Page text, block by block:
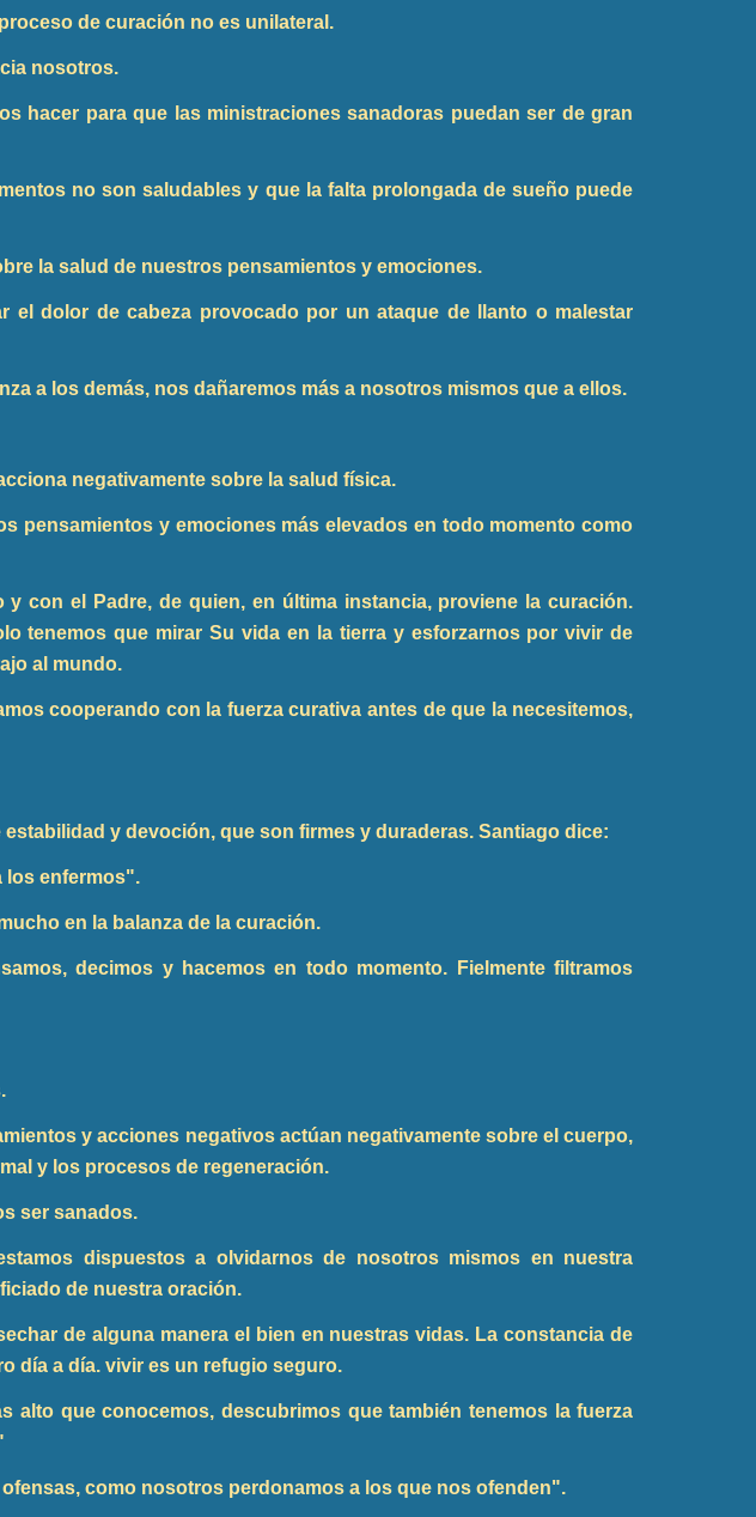
de curación no es unilateral.
nosotros.
hacer para que las ministraciones sanadoras puedan ser de gran
no son saludables y que la falta prolongada de sueño puede
la salud de nuestros pensamientos y emociones.
el dolor de cabeza provocado por un ataque de llanto o malestar
a los demás, nos dañaremos más a nosotros mismos que a ellos.
negativamente sobre la salud física.
pensamientos y emociones más elevados en todo momento como
con el Padre, de quien, en última instancia, proviene la curación.
tenemos que mirar Su vida en la tierra y esforzarnos por vivir de
al mundo.
cooperando con la fuerza curativa antes de que la necesitemos,
y devoción, que son firmes y duraderas. Santiago dice:
los enfermos".
en la balanza de la curación.
decimos y hacemos en todo momento. Fielmente filtramos
y acciones negativos actúan negativamente sobre el cuerpo,
y los procesos de regeneración.
ser sanados.
dispuestos a olvidarnos de nosotros mismos en nuestra
de nuestra oración.
de alguna manera el bien en nuestras vidas. La constancia de
día a día. vivir es un refugio seguro.
alto que conocemos, descubrimos que también tenemos la fuerza
como nosotros perdonamos a los que nos ofenden".